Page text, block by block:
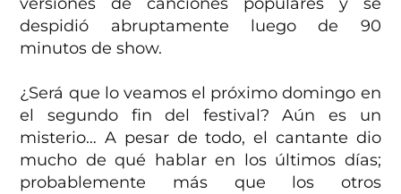
despidió abruptamente luego de 90
minutos de show.
¿Será que lo veamos el próximo domingo en
el segundo fin del festival? Aún es un
misterio… A pesar de todo, el cantante dio
mucho de qué hablar en los últimos días;
probablemente más que los otros